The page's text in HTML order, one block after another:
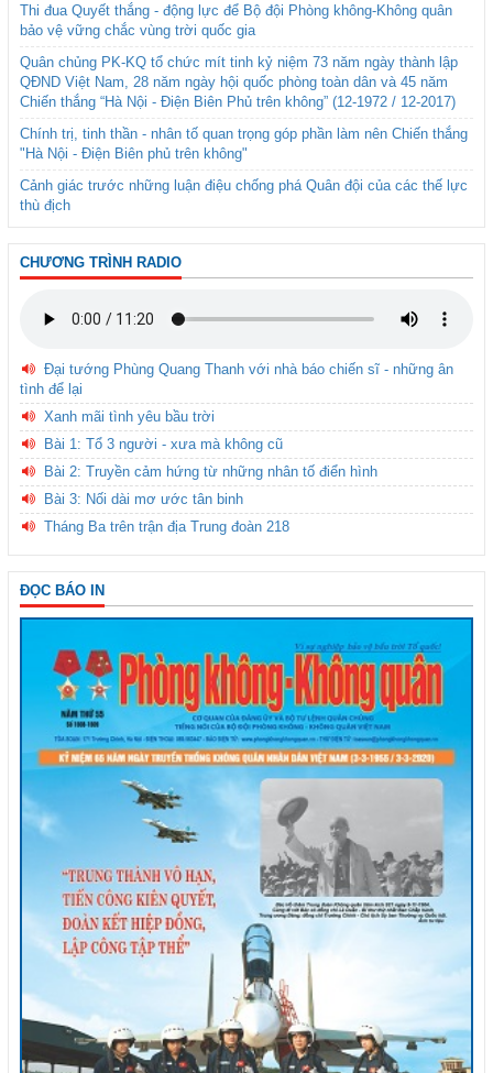
Thi đua Quyết thắng - động lực để Bộ đội Phòng không-Không quân
bảo vệ vững chắc vùng trời quốc gia
Quân chủng PK-KQ tổ chức mít tinh kỷ niệm 73 năm ngày thành lập
QĐND Việt Nam, 28 năm ngày hội quốc phòng toàn dân và 45 năm
Chiến thắng “Hà Nội - Điện Biên Phủ trên không” (12-1972 / 12-2017)
Chính trị, tinh thần - nhân tố quan trọng góp phần làm nên Chiến thắng
"Hà Nội - Điện Biên phủ trên không"
Cảnh giác trước những luận điệu chống phá Quân đội của các thế lực
thù địch
CHƯƠNG TRÌNH RADIO
Đại tướng Phùng Quang Thanh với nhà báo chiến sĩ - những ân
tình để lại
Xanh mãi tình yêu bầu trời
Bài 1: Tổ 3 người - xưa mà không cũ
Bài 2: Truyền cảm hứng từ những nhân tố điển hình
Bài 3: Nối dài mơ ước tân binh
Tháng Ba trên trận địa Trung đoàn 218
ĐỌC BÁO IN